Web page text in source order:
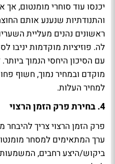
יכנסו עוד סוחרי מומנטום,
והתנודתיות שנענע אותם
ראשונים נהנים מעליית
לה. פוזיציות מוקדמות יניבו
עם הסיכון היחסי הנמוך
מוקדם ובמחיר נמוך, חשוף
למחיר העלות.
4. בחירת פרק הזמן הרצוי
פרק הזמן הרצוי צריך להיבחר
ערך המתאימים למסחר
ביקוש/היצע רחבים,